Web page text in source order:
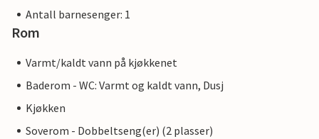
Antall barnesenger: 1
Rom
Varmt/kaldt vann på kjøkkenet
Baderom - WC: Varmt og kaldt vann, Dusj
Kjøkken
Soverom - Dobbeltseng(er) (2 plasser)